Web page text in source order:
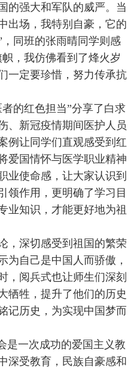
的强大和军队的威严。当
出场，我特别自豪，它的
同班的张雨晴同学则感
，我仿佛看到了烽火岁
一定要珍惜，努力传承抗
的红色担当”分享了白求
、新冠疫情期间医护人员
例让同学们直观感受到红
爱国情怀与医学职业精神
业使命感，让大家认识到
领作用，更明确了学习目
业知识，才能更好地为祖
，深切感受到祖国的繁荣
为自己是中国人而骄傲，
，阅兵式也让师生们深刻
牺牲，提升了他们的历史
记历史，为实现中国梦而
是一次成功的爱国主义教
深受教育，民族自豪感和